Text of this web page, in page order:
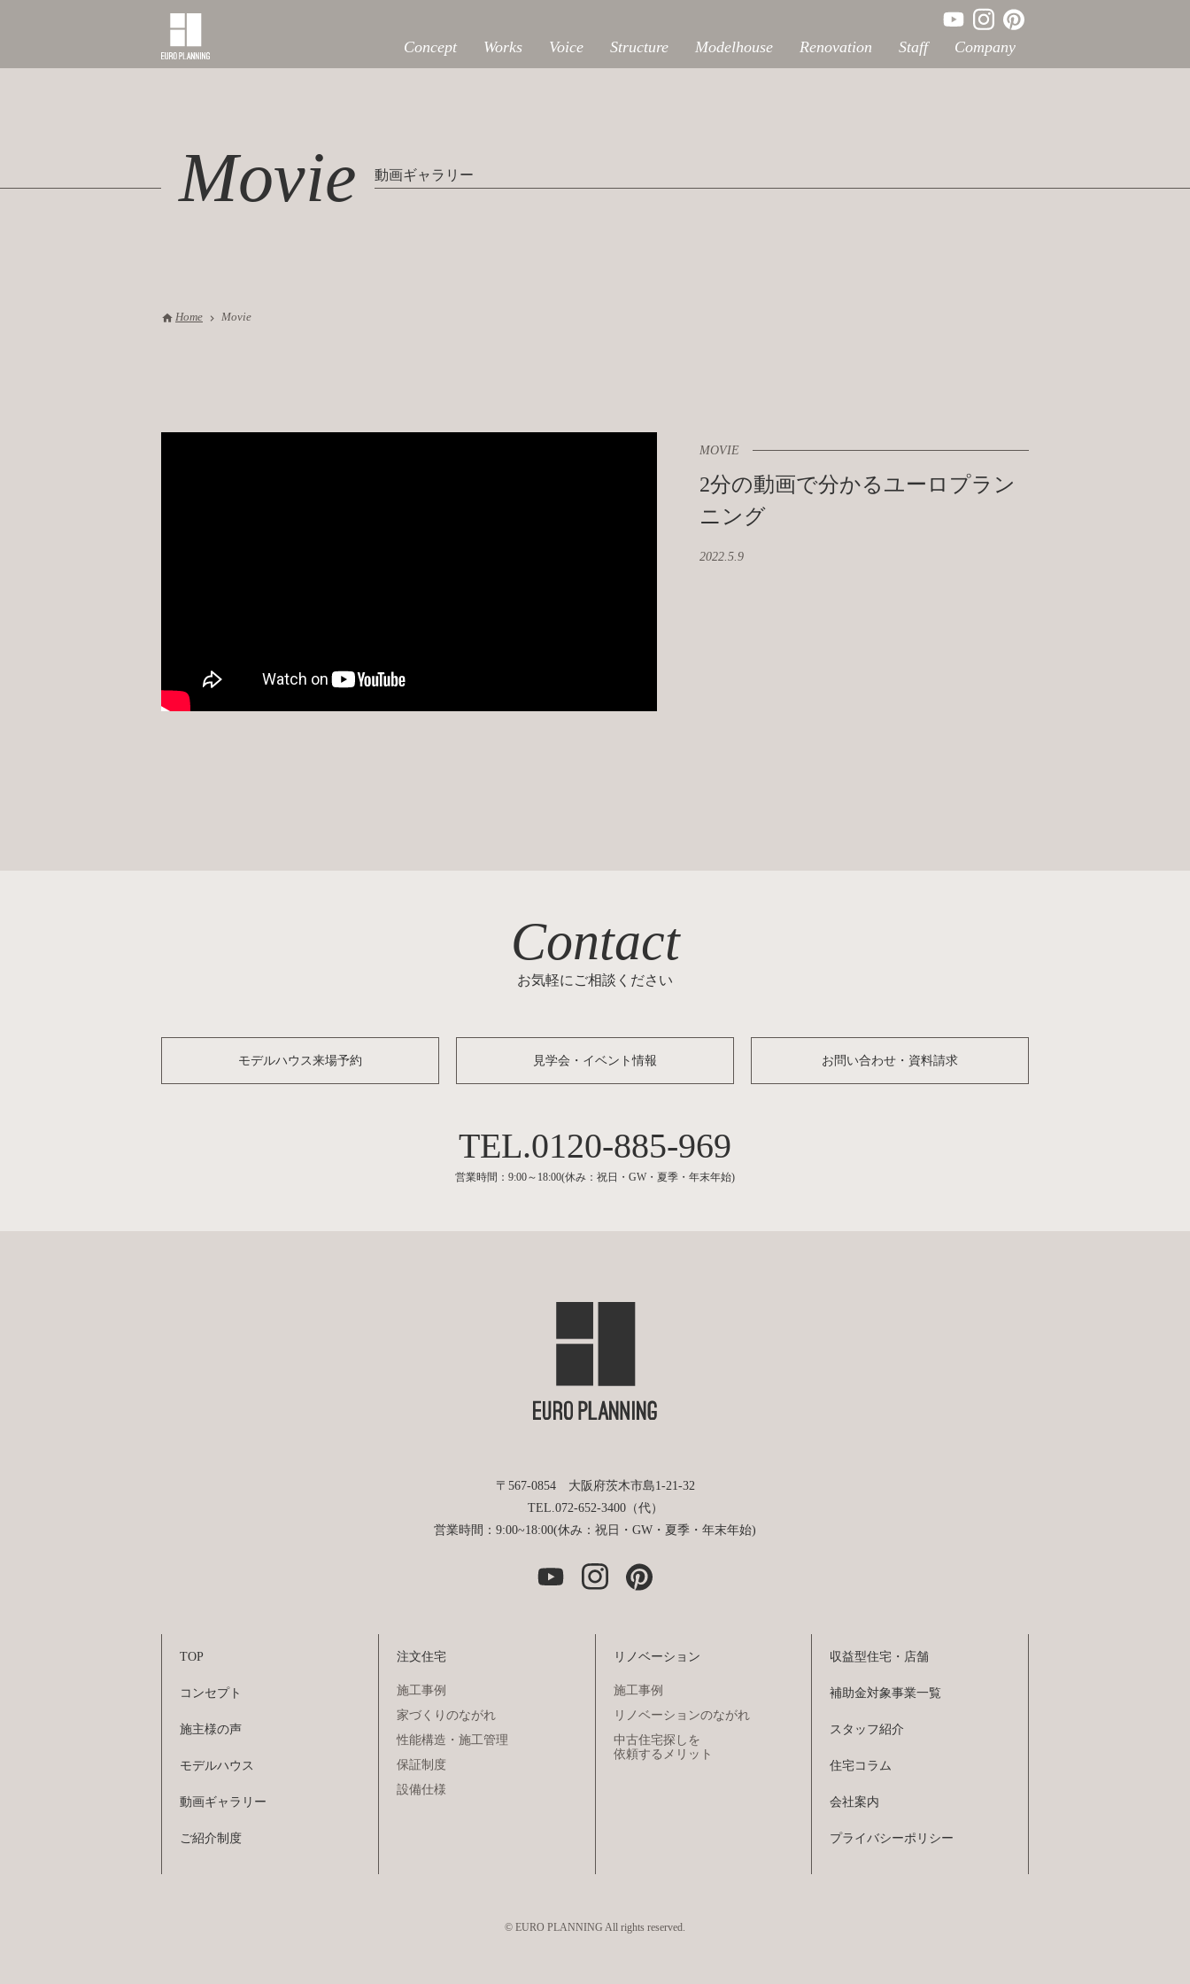
Concept Works Voice Structure Modelhouse Renovation Staff Company
Movie 動画ギャラリー
Home Movie
MOVIE
2分の動画で分かるユーロプラン
ニング
2022.5.9
Contact
お気軽にご相談ください
モデルハウス来場予約 見学会・イベント情報 お問い合わせ・資料請求
0120-885-969
営業時間：9:00～18:00(休み：祝日・GW・夏季・年末年始)
〒567-0854 大阪府茨木市島1-21-32
TEL.072-652-3400（代）
営業時間：9:00~18:00(休み：祝日・GW・夏季・年末年始)
TOP
コンセプト
施主様の声
モデルハウス
動画ギャラリー
ご紹介制度
注文住宅
施工事例
家づくりのながれ
性能構造・施工管理
保証制度
設備仕様
リノベーション
施工事例
リノベーションのながれ
中古住宅探しを
依頼するメリット
収益型住宅・店舗
補助金対象事業一覧
スタッフ紹介
住宅コラム
会社案内
プライバシーポリシー
© EURO PLANNING All rights reserved.